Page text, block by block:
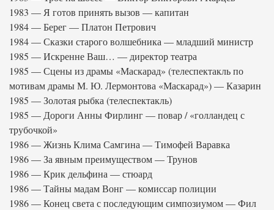
1983 — Я готов принять вызов — капитан
1984 — Берег — Платон Петрович
1984 — Сказки старого волшебника — младший министр
1985 — Искренне Ваш… — директор театра
1985 — Сцены из драмы «Маскарад» (телеспектакль по
мотивам драмы М. Ю. Лермонтова «Маскарад») — Казарин
1985 — Золотая рыбка (телеспектакль)
1985 — Дороги Анны Фирлинг — повар / «голландец с
трубочкой»
1986 — Жизнь Клима Самгина — Тимофей Варавка
1986 — За явным преимуществом — Трунов
1986 — Крик дельфина — стюард
1986 — Тайны мадам Вонг — комиссар полиции
1986 — Конец света с последующим симпозиумом — Фил